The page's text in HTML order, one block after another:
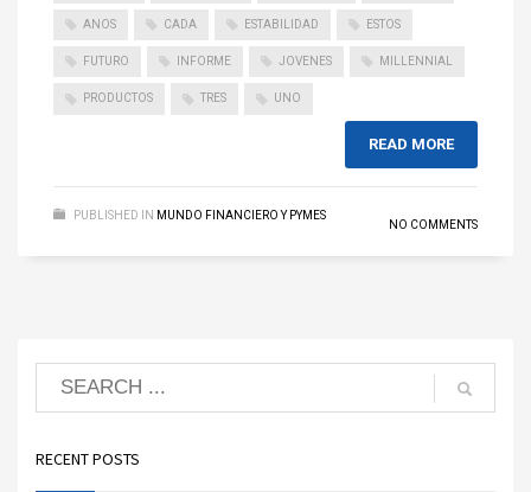
ANOS CADA ESTABILIDAD ESTOS
FUTURO INFORME JOVENES MILLENNIAL
PRODUCTOS TRES UNO
READ MORE
PUBLISHED IN MUNDO FINANCIERO Y PYMES
NO COMMENTS
RECENT POSTS